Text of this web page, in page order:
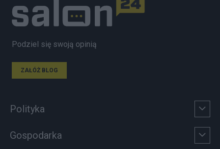
Podziel się swoją opinią
ZAŁÓŻ BLOG
Polityka
Gospodarka